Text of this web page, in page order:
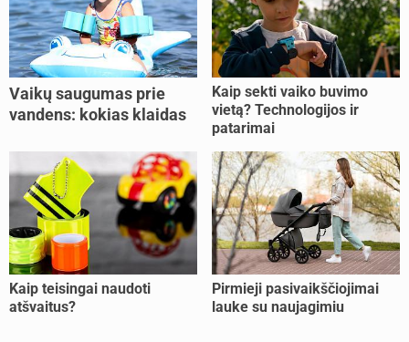
Vaikų saugumas prie
vandens: kokias klaidas
Kaip sekti vaiko buvimo
vietą? Technologijos ir
patarimai
Kaip teisingai naudoti
atšvaitus?
Pirmieji pasivaikščiojimai
lauke su naujagimiu